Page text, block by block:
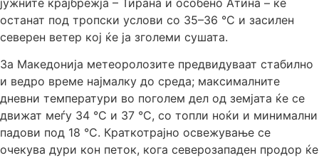
останат под тропски услови со 35–36 °C и засилен
северен ветер кој ќе ја зголеми сушата.
За Македонија метеоролозите предвидуваат стабилно
и ведро време најмалку до среда; максималните
дневни температури во поголем дел од земјата ќе се
движат меѓу 34 °C и 37 °C, со топли ноќи и минимални
падови под 18 °C. Краткотрајно освежување се
очекува дури кон петок, кога северозападен продор ќе